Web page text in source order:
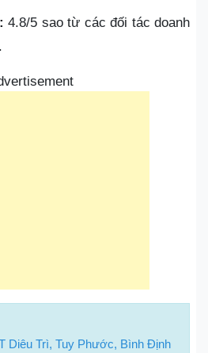
4.8/5 sao từ các đối tác doanh
Diêu Trì, Tuy Phước, Bình Định